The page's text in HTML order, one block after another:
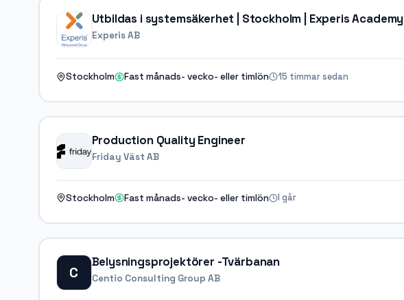
Utbildas i systemsäkerhet | Stockholm | Experis Academy
Experis AB
Stockholm Fast månads- vecko- eller timlön 15 timmar sedan
Production Quality Engineer
Friday Väst AB
Stockholm Fast månads- vecko- eller timlön I går
C
Belysningsprojektörer -Tvärbanan
Centio Consulting Group AB